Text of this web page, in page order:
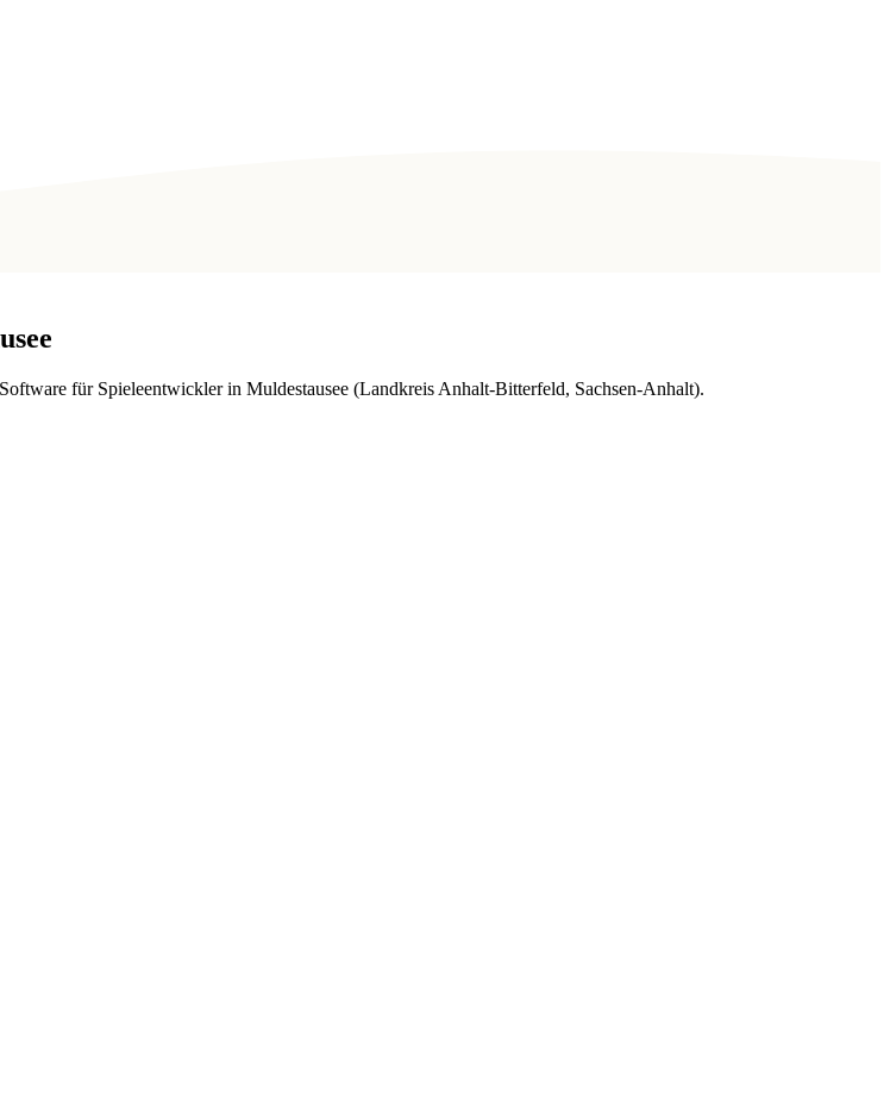
für Spieleentwickler in Muldestausee (Landkreis Anhalt-Bitterfeld, Sachsen-Anhalt).